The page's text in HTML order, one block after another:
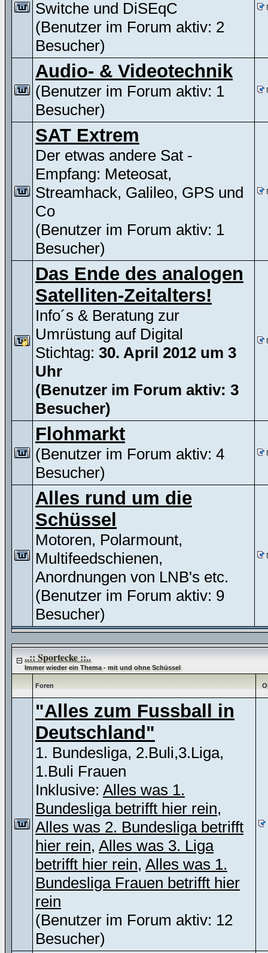
Switche und DiSEqC
(Benutzer im Forum aktiv: 2
Besucher)
Audio- & Videotechnik
(Benutzer im Forum aktiv: 1
Besucher)
SAT Extrem
Der etwas andere Sat -
Empfang: Meteosat,
Streamhack, Galileo, GPS und
Co
(Benutzer im Forum aktiv: 1
Besucher)
Das Ende des analogen
Satelliten-Zeitalters!
Info´s & Beratung zur
Umrüstung auf Digital
Stichtag: 30. April 2012 um 3
Uhr
(Benutzer im Forum aktiv: 3
Besucher)
Flohmarkt
(Benutzer im Forum aktiv: 4
Besucher)
Alles rund um die
Schüssel
Motoren, Polarmount,
Multifeedschienen,
Anordnungen von LNB's etc.
(Benutzer im Forum aktiv: 9
Besucher)
..:: Sportecke ::..
Immer wieder ein Thema - mit und ohne Schüssel
Foren
"Alles zum Fussball in
Deutschland"
1. Bundesliga, 2.Buli,3.Liga,
1.Buli Frauen
Inklusive: Alles was 1.
Bundesliga betrifft hier rein,
Alles was 2. Bundesliga betrifft
hier rein, Alles was 3. Liga
betrifft hier rein, Alles was 1.
Bundesliga Frauen betrifft hier
rein
(Benutzer im Forum aktiv: 12
Besucher)